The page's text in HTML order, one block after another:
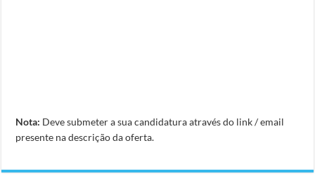
Nota: Deve submeter a sua candidatura através do link / email
presente na descrição da oferta.